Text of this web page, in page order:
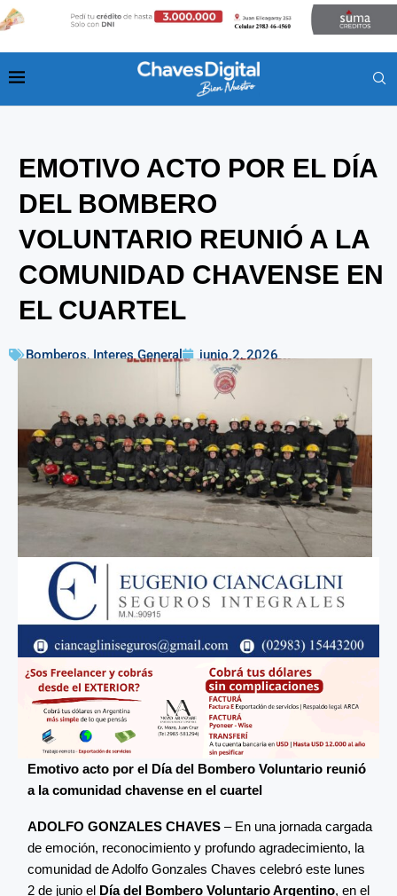
EMOTIVO ACTO POR EL DÍA
DEL BOMBERO
VOLUNTARIO REUNIÓ A LA
COMUNIDAD CHAVENSE EN
EL CUARTEL
Bomberos, Interes General junio 2, 2026
Emotivo acto por el Día del Bombero Voluntario reunió
a la comunidad chavense en el cuartel
ADOLFO GONZALES CHAVES – En una jornada cargada
de emoción, reconocimiento y profundo agradecimiento, la
comunidad de Adolfo Gonzales Chaves celebró este lunes
2 de junio el Día del Bombero Voluntario Argentino, en el